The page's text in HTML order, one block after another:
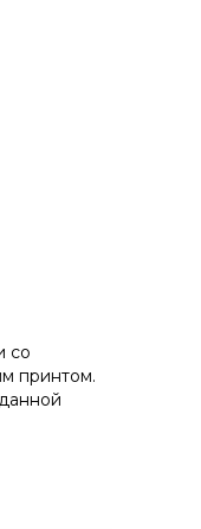
со
принтом.